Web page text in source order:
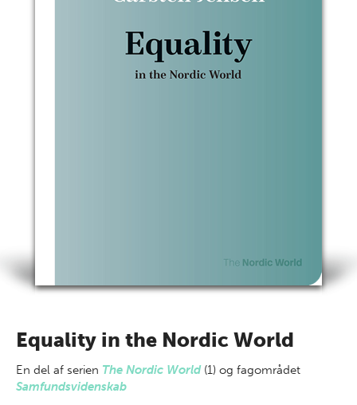
Equality in the Nordic World
En del af serien The Nordic World (1) og fagområdet
Samfundsvidenskab